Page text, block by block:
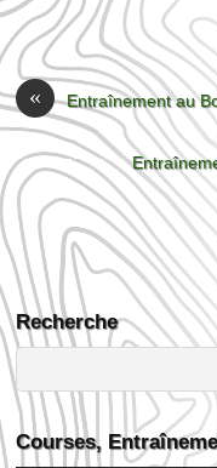
« Entraînement au
Recherche
Courses,